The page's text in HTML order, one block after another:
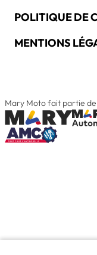
POLITIQUE DE
MENTIONS
Mary Moto fait partie de